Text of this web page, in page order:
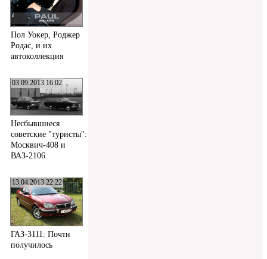
Пол Уокер, Роджер
Родас, и их
автоколлекция
03.09.2013 16:02
Несбывшиеся
советские "туристы":
Москвич-408 и
ВАЗ-2106
13.04.2013 22:22
ГАЗ-3111: Почти
получилось